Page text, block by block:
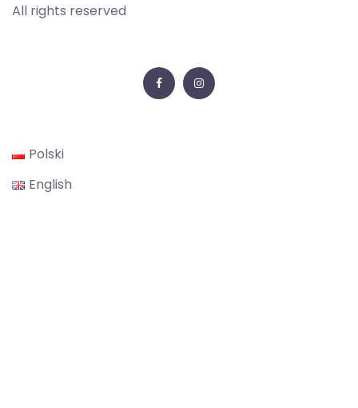
All rights reserved
FacebookInstagram
Polski
English